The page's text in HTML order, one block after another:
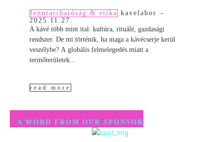
fenntarthatóság & etika kavelabor
-
2025.11.27.
A kávé több mint ital: kultúra, rituálé, gazdasági
rendszer. De mi történik, ha maga a kávécserje kerül
veszélybe? A globális felmelegedés miatt a
termőterületek...
read more
A WORD FROM OUR SPONSOR